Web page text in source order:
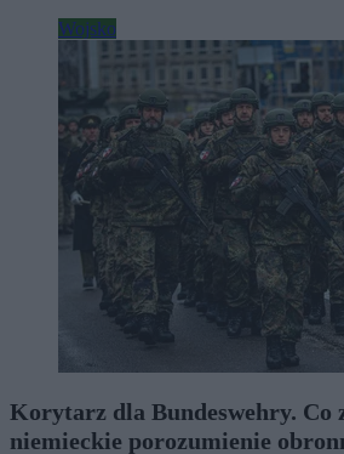
Wojsko
Korytarz dla Bundeswehry. Co
niemieckie porozumienie